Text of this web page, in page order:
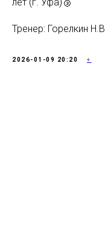
Тренер: Горелкин Н.В.
2026-01-09 20:20 +